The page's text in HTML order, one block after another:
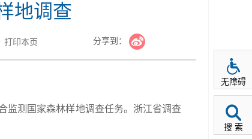
地调查
打印本页 分享到：
监测国家森林样地调查任务。浙江省调查
无障碍
搜 索